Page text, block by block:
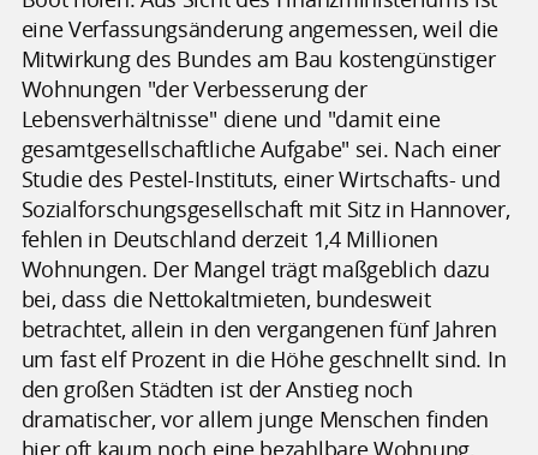
eine Verfassungsänderung angemessen, weil die
Mitwirkung des Bundes am Bau kostengünstiger
Wohnungen "der Verbesserung der
Lebensverhältnisse" diene und "damit eine
gesamtgesellschaftliche Aufgabe" sei. Nach einer
Studie des Pestel-Instituts, einer Wirtschafts- und
Sozialforschungsgesellschaft mit Sitz in Hannover,
fehlen in Deutschland derzeit 1,4 Millionen
Wohnungen. Der Mangel trägt maßgeblich dazu
bei, dass die Nettokaltmieten, bundesweit
betrachtet, allein in den vergangenen fünf Jahren
um fast elf Prozent in die Höhe geschnellt sind. In
den großen Städten ist der Anstieg noch
dramatischer, vor allem junge Menschen finden
hier oft kaum noch eine bezahlbare Wohnung.